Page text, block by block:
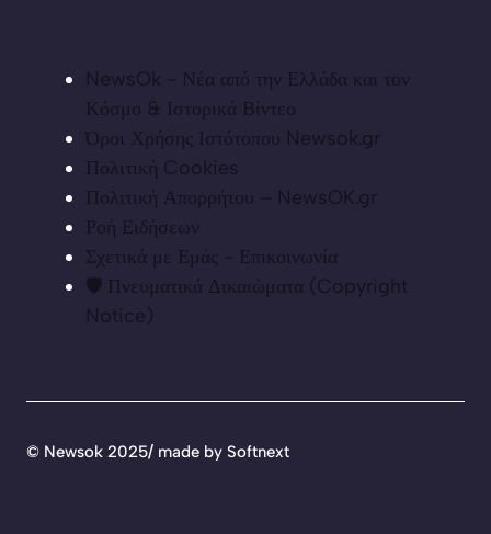
NewsOk - Νέα από την Ελλάδα και τον
Κόσμο & Ιστορικά Βίντεο
Όροι Χρήσης Ιστότοπου Newsok.gr
Πολιτική Cookies
Πολιτική Απορρήτου – NewsOK.gr
Ροή Ειδήσεων
Σχετικά με Εμάς - Επικοινωνία
🛡️ Πνευματικά Δικαιώματα (Copyright
Notice)
© Newsok 2025/ made by Softnext